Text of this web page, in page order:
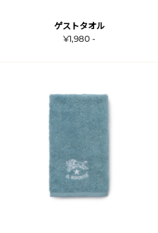
ゲストタオル
¥1,980 -